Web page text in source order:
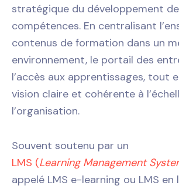
stratégique du développement
compétences. En centralisant
contenus de formation dans un
environnement, le portail des
l’accès aux apprentissages, tout
vision claire et cohérente à
l’organisation.
Souvent soutenu par un
LMS (Learning Management
appelé LMS e-learning ou LMS